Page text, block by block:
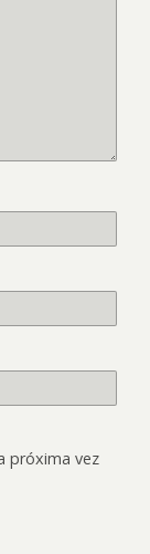
próxima vez